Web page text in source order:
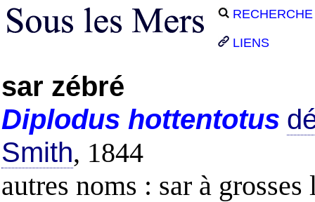
RECHERCHE
LIENS
sar zébré
Diplodus hottentotus
Smith, 1844
autres noms : sar à grosses